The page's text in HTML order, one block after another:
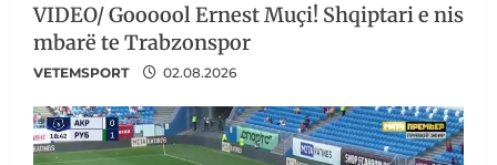
VIDEO/ Goooool Ernest Muçi! Shqiptari e nis
mbarë te Trabzonspor
VETEMSPORT 02.08.2026